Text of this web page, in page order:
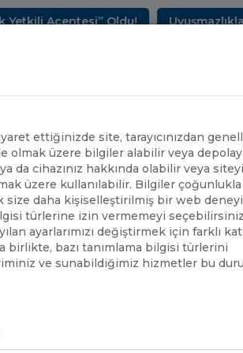
Acentesi” Oldu! Uyuşmazlıkların
BİLGİLER UND YAYINLARI
/ TUNUS RADES PORT’A RO-RO SEFERLERİ
RO-RO
ettiğinizde site, tarayıcınızdan
olmak üzere bilgiler alabilir veya
da cihazınız hakkında olabilir veya siteyi
üzere kullanılabilir. Bilgiler
size daha kişiselleştirilmiş bir web
türlerine izin vermemeyi
ayarlarımızı değiştirmek için farklı
birlikte, bazı tanımlama bilgisi türlerini
ve sunabildiğimiz hizmetler bu